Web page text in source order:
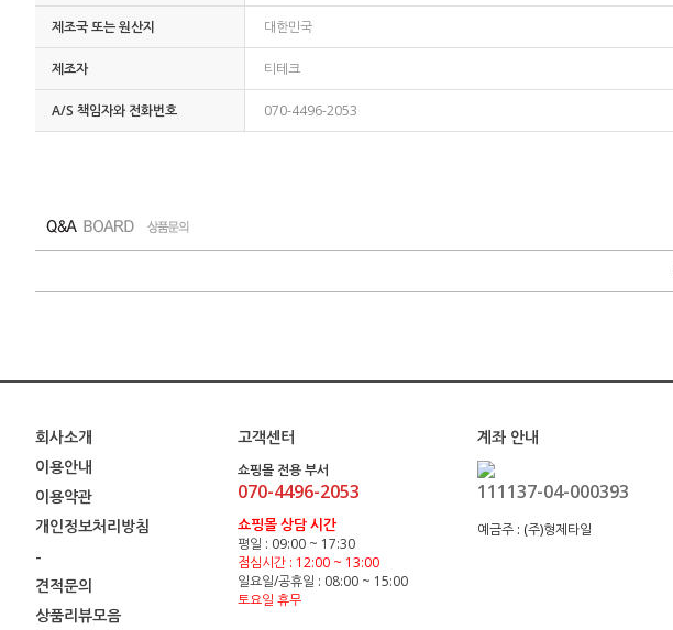
제조국 또는 원산지 대한민국
제조자 티테크
A/S 책임자와 전화번호 070-4496-2053
회사소개
이용안내
이용약관
개인정보처리방침
-
견적문의
상품리뷰모음
고객센터
쇼핑몰 전용 부서
070-4496-2053
쇼핑몰 상담 시간
평일 : 09:00 ~ 17:30
점심시간 : 12:00 ~ 13:00
일요일/공휴일 : 08:00 ~ 15:00
토요일 휴무
계좌 안내
111137-04-000393
예금주 : (주)형제타일